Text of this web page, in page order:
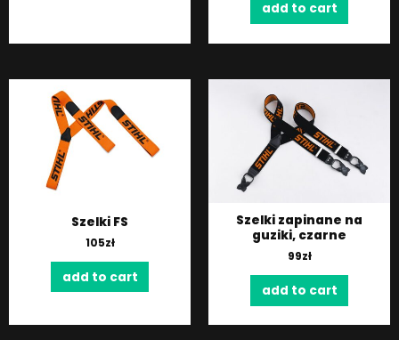
add to cart
Szelki FS
105zł
add to cart
Szelki zapinane na
guziki, czarne
99zł
add to cart